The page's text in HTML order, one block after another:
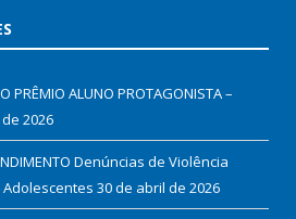
PRÊMIO ALUNO PROTAGONISTA –
2026
Denúncias de Violência
30 de abril de 2026